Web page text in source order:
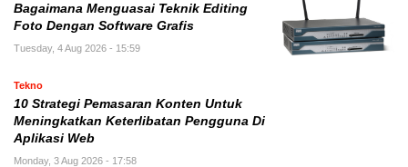
Bagaimana Menguasai Teknik Editing
Foto Dengan Software Grafis
Tuesday, 4 Aug 2026 - 15:59
Tekno
10 Strategi Pemasaran Konten Untuk
Meningkatkan Keterlibatan Pengguna Di
Aplikasi Web
Monday, 3 Aug 2026 - 17:58